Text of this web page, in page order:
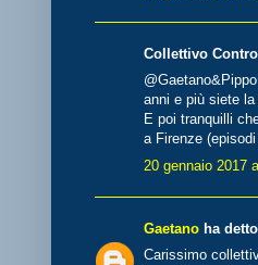
Collettivo
anni e più siete
E poi tranquilli
a Firenze
20 gennaio 2017
Gaetano ha
Carissimo